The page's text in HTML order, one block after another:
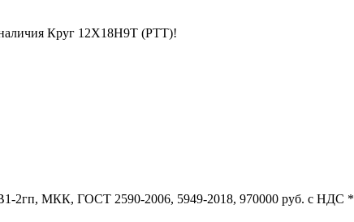
Круг 12Х18Н9Т (РТТ)!
2гп, МКК, ГОСТ 2590-2006, 5949-2018, 970000 руб. с НДС *